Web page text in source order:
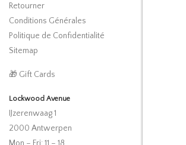
Retourner
Conditions Générales
Politique de Confidentialité
Sitemap
🎁 Gift Cards
Lockwood Avenue
IJzerenwaag 1
2000 Antwerpen